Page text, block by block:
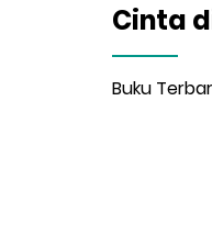
Cinta
Buku